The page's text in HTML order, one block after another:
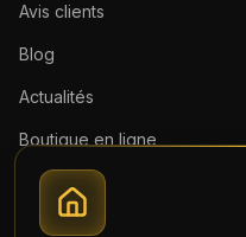
Avis clients
Blog
Actualités
Boutique en ligne
Contact
Mentions légales